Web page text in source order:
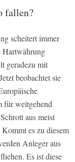
fallen?
scheitert immer
geradezu mit
beobachtet sie
für weitgehend
aus meist
es zu diesem
Anleger aus
Es ist diese